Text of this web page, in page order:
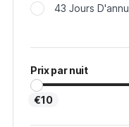
43 Jours
Prix par nuit
€10